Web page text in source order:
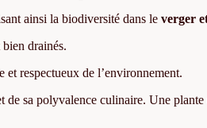
ainsi la biodiversité dans leverger
drainés.
et respectueux de l’environnement.
de sa polyvalence culinaire. Une